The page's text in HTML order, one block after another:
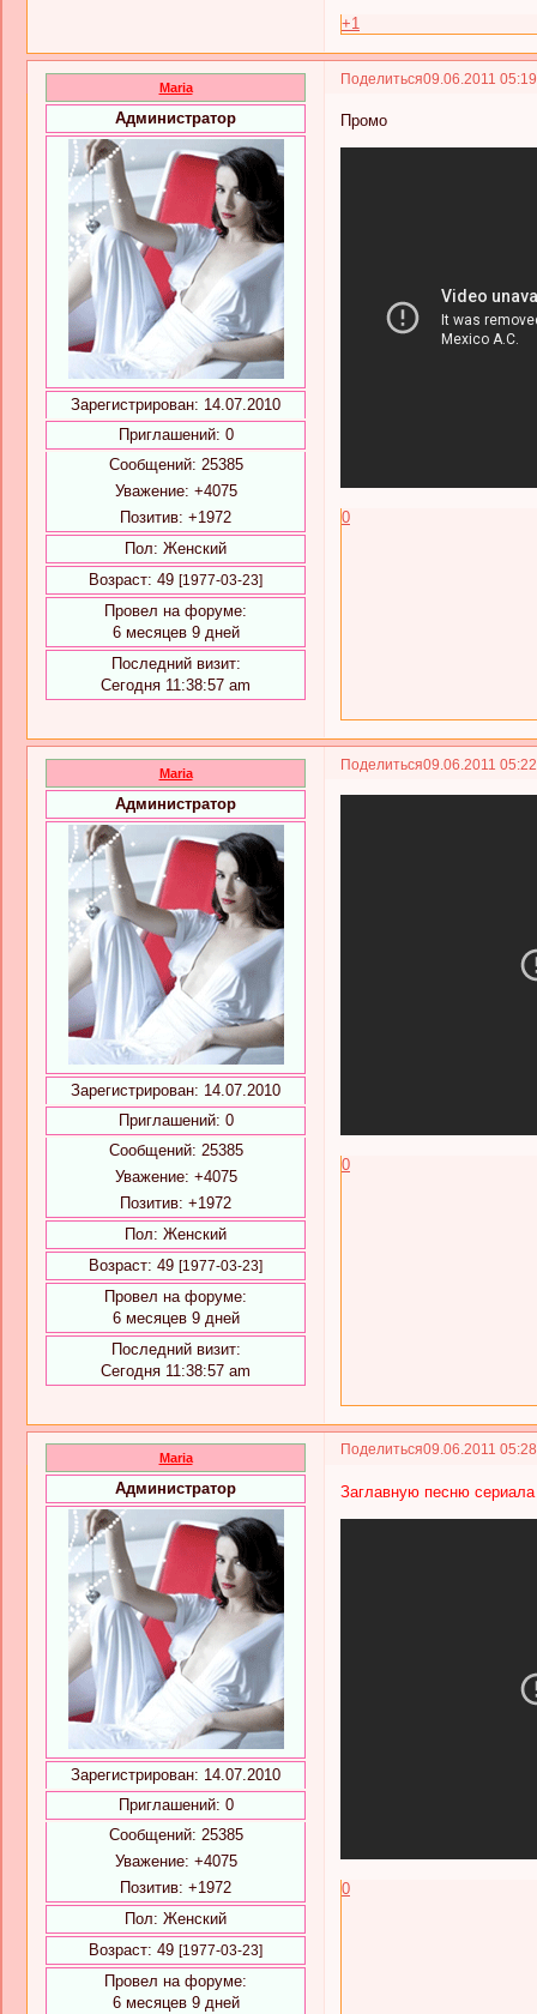
+1
Поделиться09.06.2011
Maria
Администратор
Зарегистрирован: 14.07.2010
Приглашений: 0
Сообщений: 25385
Уважение: +4075
Позитив: +1972
Пол: Женский
Возраст: 49 [1977-03-23]
Провел на форуме:
6 месяцев 9 дней
Последний визит:
Сегодня 11:38:57 am
Промо
0
Поделиться09.06.2011
Maria
Администратор
Зарегистрирован: 14.07.2010
Приглашений: 0
Сообщений: 25385
Уважение: +4075
Позитив: +1972
Пол: Женский
Возраст: 49 [1977-03-23]
Провел на форуме:
6 месяцев 9 дней
Последний визит:
Сегодня 11:38:57 am
0
Поделиться09.06.2011
Maria
Администратор
Зарегистрирован: 14.07.2010
Приглашений: 0
Сообщений: 25385
Уважение: +4075
Позитив: +1972
Пол: Женский
Возраст: 49 [1977-03-23]
Провел на форуме:
6 месяцев 9 дней
Заглавную песню
0